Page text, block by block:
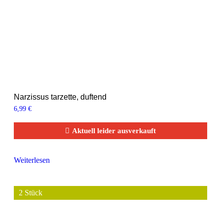
Narzissus tarzette, duftend
6,99 €
Aktuell leider ausverkauft
Weiterlesen
2 Stück